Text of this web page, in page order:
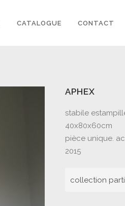
CATALOGUE CONTACT
APHEX
stabile
40x80x60cm
pièce unique.
2015
collection